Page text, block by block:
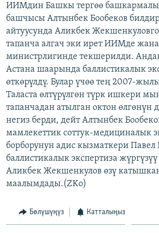
ЭЖЕ-СИҢДИЛЕР
АЗАТТЫК+
ОНЛАЙН ШЕРИНЕ
ЭЕ/АРнун бардык сайттары
ИИМдин Башкы тергөө
башчысы Алтынбек Бообеков
айтуусунда Аликбек
тапанча алгач эки ирет ИИМде
министрлигинде текшерилди.
Астана шаарында баллистикалык
өткөрүлдү. Булар үчөө тең 2007-
Таласта өлтүрүлгөн түрк ишкери
тапанчадан атылган октон өлгөнүн
негиз берди, дейт Алтынбек
мамлекеттик соттук-медициналык
борборунун адис кызматкери Павел
баллистикалык экспертиза
Аликбек Жекшенкулов өзү
маалымдады.(ZKo)
Бөлүшүңүз Катталыңыз